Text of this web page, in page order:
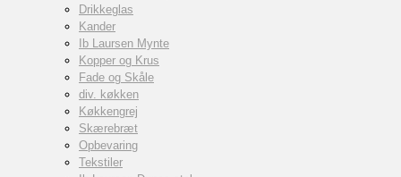
Drikkeglas
Kander
Ib Laursen Mynte
Kopper og Krus
Fade og Skåle
div. køkken
Køkkengrej
Skærebræt
Opbevaring
Tekstiler